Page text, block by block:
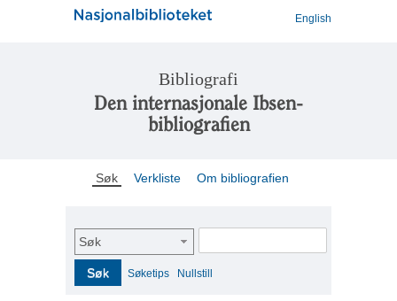
English
Bibliografi
Den internasjonale Ibsen-
bibliografien
Søk Verkliste Om bibliografien
Søk
Søk Søketips Nullstill